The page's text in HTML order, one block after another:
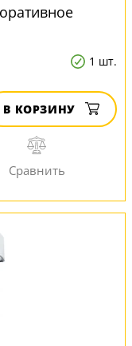
1 шт.
В КОРЗИНУ